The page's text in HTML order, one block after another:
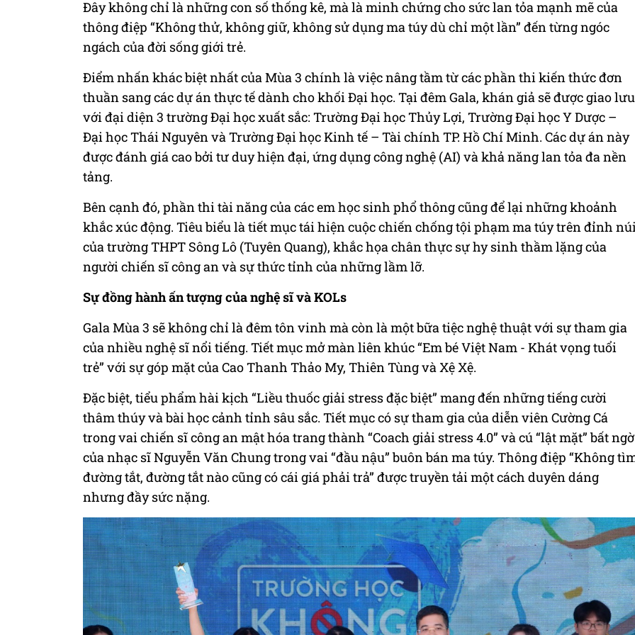
Đây không chỉ là những con số thống kê, mà là minh chứng cho sức lan tỏa mạnh mẽ của
thông điệp “Không thử, không giữ, không sử dụng ma túy dù chỉ một lần” đến từng ngóc
ngách của đời sống giới trẻ.
Điểm nhấn khác biệt nhất của Mùa 3 chính là việc nâng tầm từ các phần thi kiến thức đơn
thuần sang các dự án thực tế dành cho khối Đại học. Tại đêm Gala, khán giả sẽ được giao lưu
với đại diện 3 trường Đại học xuất sắc: Trường Đại học Thủy Lợi, Trường Đại học Y Dược –
Đại học Thái Nguyên và Trường Đại học Kinh tế – Tài chính TP. Hồ Chí Minh. Các dự án này
được đánh giá cao bởi tư duy hiện đại, ứng dụng công nghệ (AI) và khả năng lan tỏa đa nền
tảng.
Bên cạnh đó, phần thi tài năng của các em học sinh phổ thông cũng để lại những khoảnh
khắc xúc động. Tiêu biểu là tiết mục tái hiện cuộc chiến chống tội phạm ma túy trên đỉnh
của trường THPT Sông Lô (Tuyên Quang), khắc họa chân thực sự hy sinh thầm lặng của
người chiến sĩ công an và sự thức tỉnh của những lầm lỡ.
Sự đồng hành ấn tượng của nghệ sĩ và KOLs
Gala Mùa 3 sẽ không chỉ là đêm tôn vinh mà còn là một bữa tiệc nghệ thuật với sự tham gia
của nhiều nghệ sĩ nổi tiếng. Tiết mục mở màn liên khúc “Em bé Việt Nam - Khát vọng tuổi
trẻ” với sự góp mặt của Cao Thanh Thảo My, Thiên Tùng và Xệ Xệ.
Đặc biệt, tiểu phẩm hài kịch “Liều thuốc giải stress đặc biệt” mang đến những tiếng cười
thâm thúy và bài học cảnh tỉnh sâu sắc. Tiết mục có sự tham gia của diễn viên Cường Cá
trong vai chiến sĩ công an mật hóa trang thành “Coach giải stress 4.0” và cú “lật mặt” bất ngờ
của nhạc sĩ Nguyễn Văn Chung trong vai “đầu nậu” buôn bán ma túy. Thông điệp “Không
đường tắt, đường tắt nào cũng có cái giá phải trả” được truyền tải một cách duyên dáng
nhưng đầy sức nặng.